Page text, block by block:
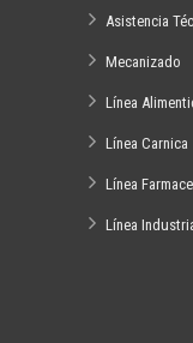
Asistencia
Mecanizado
Línea
Línea Carnica
Línea
Línea